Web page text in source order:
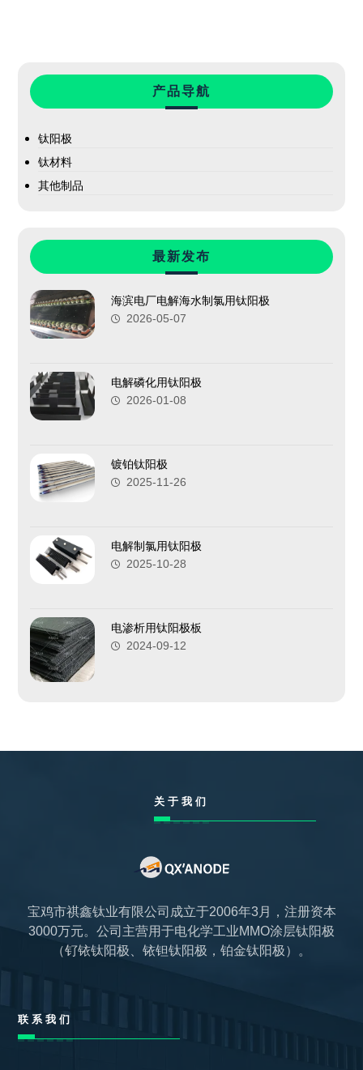
产品导航
钛阳极
钛材料
其他制品
最新发布
海滨电厂电解海水制氯用钛阳极
2026-05-07
电解磷化用钛阳极
2026-01-08
镀铂钛阳极
2025-11-26
电解制氯用钛阳极
2025-10-28
电渗析用钛阳极板
2024-09-12
关于我们
宝鸡市祺鑫钛业有限公司成立于2006年3月，注册资本
3000万元。公司主营用于电化学工业MMO涂层钛阳极
（钌铱钛阳极、铱钽钛阳极，铂金钛阳极）。
联系我们